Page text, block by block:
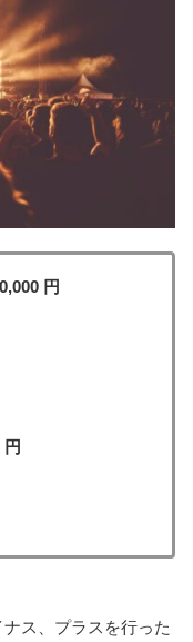
円
ス、プラスを行った